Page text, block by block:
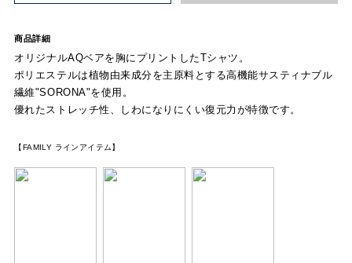
商品詳細
オリジナルAQベアを胸にプリントしたTシャツ。
ポリエステルは植物由来成分を主原料とする高機能サスティナブル
繊維"SORONA"を使用。
優れたストレッチ性、しわになりにくい復元力が特徴です。
【FAMILY ラインアイテム】